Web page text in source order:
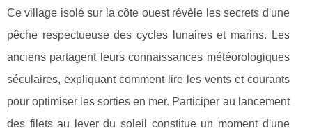
Ce village isolé sur la côte ouest révèle les secrets d'une
pêche respectueuse des cycles lunaires et marins. Les
anciens partagent leurs connaissances météorologiques
séculaires, expliquant comment lire les vents et courants
pour optimiser les sorties en mer. Participer au lancement
des filets au lever du soleil constitue un moment d'une